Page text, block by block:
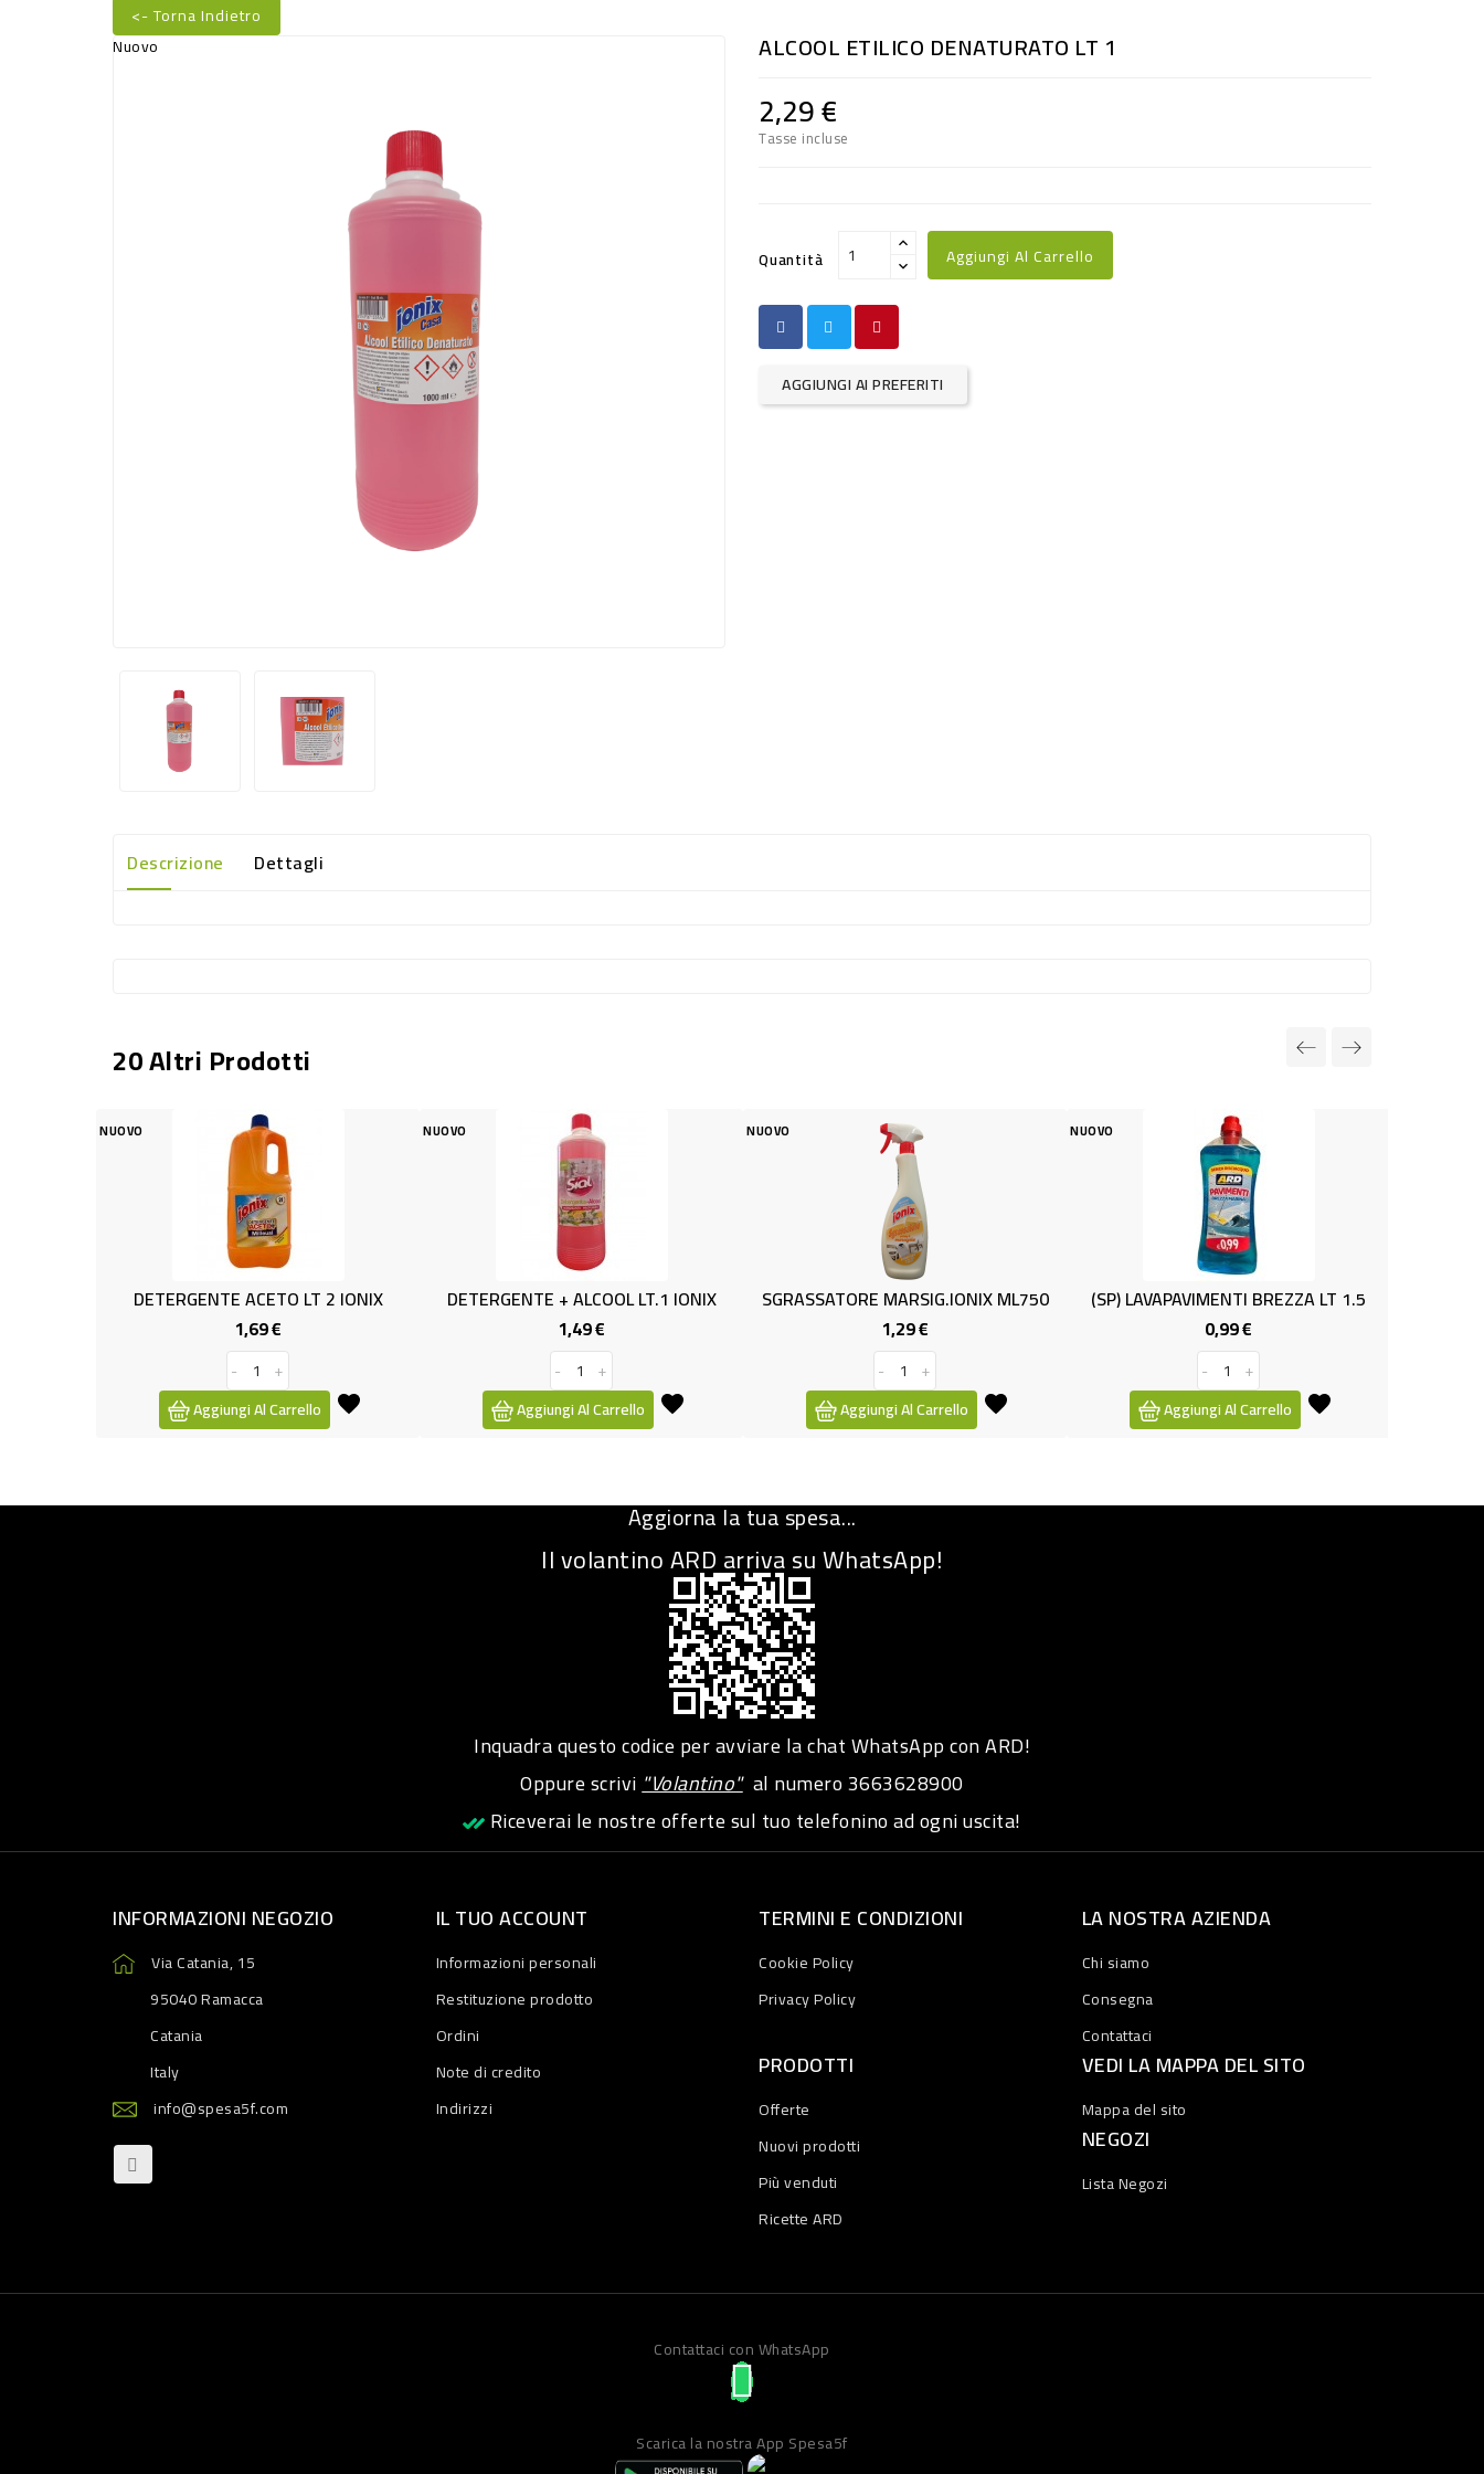
<- Torna Indietro
Nuovo
ALCOOL ETILICO DENATURATO LT 1
2,29 €
Tasse incluse
Quantità Aggiungi Al Carrello
AGGIUNGI AI PREFERITI
Descrizione Dettagli
20 Altri Prodotti
DETERGENTE ACETO LT 2 IONIX
Aggiungi Al Carrello
DETERGENTE + ALCOOL LT.1 IONIX
Aggiungi Al Carrello
SGRASSATORE MARSIG.IONIX ML750
Aggiungi Al Carrello
(SP) LAVAPAVIMENTI BREZZA LT 1.5
Aggiungi Al Carrello
AMMONIACA
Aggiorna la tua spesa...
Il volantino ARD arriva su WhatsApp!
Inquadra questo codice per avviare la chat WhatsApp con ARD!
Oppure scrivi"Volantino"al numero3663628900
Riceverai le nostre offerte sul tuo telefonino ad ogni uscita!
INFORMAZIONI NEGOZIO
Via Catania, 15
95040 Ramacca
Catania
Italy
info@spesa5f.com
IL TUO ACCOUNT
Informazioni personali
Restituzione prodotto
Ordini
Note di credito
Indirizzi
TERMINI E CONDIZIONI
Cookie Policy
Privacy Policy
LA NOSTRA AZIENDA
Chi siamo
Consegna
Contattaci
PRODOTTI
Offerte
Nuovi prodotti
Più venduti
Ricette ARD
VEDI LA MAPPA DEL SITO
Mappa del sito
NEGOZI
Lista Negozi
Contattaci con WhatsApp
Scarica la nostra App Spesa5f